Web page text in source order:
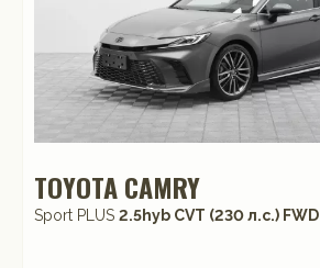
TOYOTA CAMRY
Sport PLUS 2.5hyb CVT (230 л.с.) FWD